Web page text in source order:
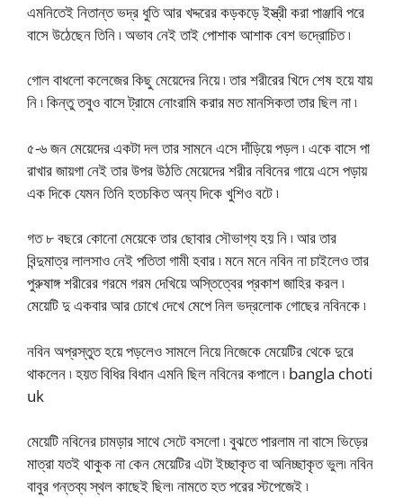
এমনিতেই নিতান্ত ভদ্র ধুতি আর খদ্দরের কড়কড়ে ইস্ত্রী করা পাঞ্জাবি পরে
বাসে উঠেছেন তিনি ৷ অভাব নেই তাই পোশাক আশাক বেশ ভদ্রোচিত ৷
গোল বাধলো কলেজের কিছু মেয়েদের নিয়ে ৷ তার শরীরের খিদে শেষ হয়ে যায়
নি ৷ কিন্তু তবুও বাসে ট্রামে নোংরামি করার মত মানসিকতা তার ছিল না ৷
৫-৬ জন মেয়েদের একটা দল তার সামনে এসে দাঁড়িয়ে পড়ল ৷ একে বাসে পা
রাখার জায়গা নেই তার উপর উঠতি মেয়েদের শরীর নবিনের গায়ে এসে পড়ায়
এক দিকে যেমন তিনি হতচকিত অন্য দিকে খুশিও বটে ৷
গত ৮ বছরে কোনো মেয়েকে তার ছোবার সৌভাগ্য হয় নি ৷ আর তার
বিন্দুমাত্র লালসাও নেই পতিতা গামী হবার ৷ মনে মনে নবিন না চাইলেও তার
পুরুষাঙ্গ শরীরের গরমে গরম দেখিয়ে অস্তিত্বের প্রকাশ জাহির করল ৷
মেয়েটি দু একবার আর চোখে দেখে মেপে নিল ভদ্রলোক গোছের নবিনকে ৷
নবিন অপ্রস্তুত হয়ে পড়লেও সামলে নিয়ে নিজেকে মেয়েটির থেকে দুরে
থাকলেন ৷ হয়ত বিধির বিধান এমনি ছিল নবিনের কপালে ৷ bangla choti
uk
মেয়েটি নবিনের চামড়ার সাথে সেটে বসলো ৷ বুঝতে পারলাম না বাসে ভিড়ের
মাত্রা যতই থাকুক না কেন মেয়েটির এটা ইচ্ছাকৃত বা অনিচ্ছাকৃত ভুল৷ নবিন
বাবুর গন্তব্য স্থল কাছেই ছিল৷ নামতে হত পরের স্টপেজেই ৷